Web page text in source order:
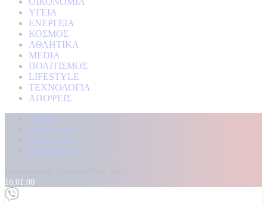
ΥΓΕΙΑ
ΕΝΕΡΓΕΙΑ
ΚΟΣΜΟΣ
ΑΘΛΗΤΙΚΑ
MEDIA
ΠΟΛΙΤΙΣΜΟΣ
LIFESTYLE
ΤΕΧΝΟΛΟΓΙΑ
ΑΠΟΨΕΙΣ
Αρχική
Kontra Live
Καταγγελίες
Επικοινωνία
16:01:02